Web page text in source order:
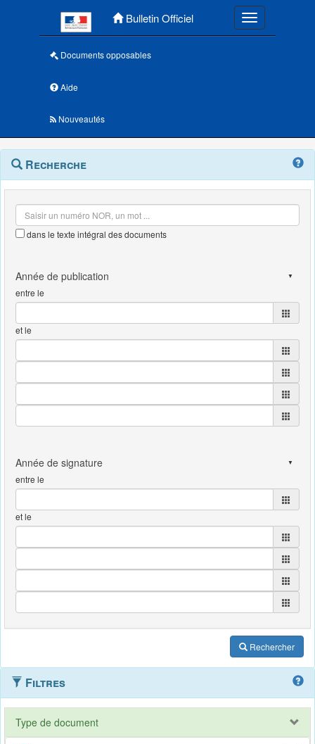
Bulletin Officiel Toggle
Documents opposables
Aide
Nouveautés
Navigation
outils
Menu
contextuel
Recherche
dans le texte intégral des documents
entre le
et le
entre le
et le
Rechercher
Filtres
Type de document